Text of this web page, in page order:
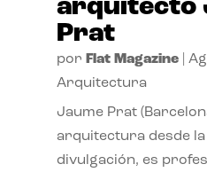
arquitecto
Prat
por Flat Magazine|
Arquitectura
Jaume Prat
arquitectura desde la
divulgación, es